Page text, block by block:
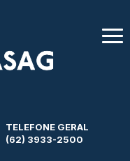
TELEFONE GERAL
(62) 3933-2500